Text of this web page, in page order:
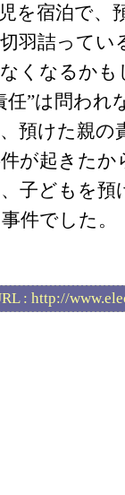
を宿泊で、
羽詰ってい
くなるか
任”は問われ
預けた親の
が起きたか
子どもを
件でした。
: http://